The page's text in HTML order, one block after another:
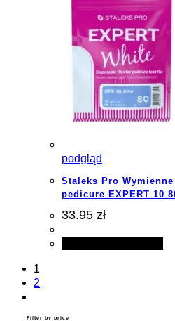
podgląd
Staleks Pro
pedicure EXPERT 10
33.95 zł
1
2
Filter by price